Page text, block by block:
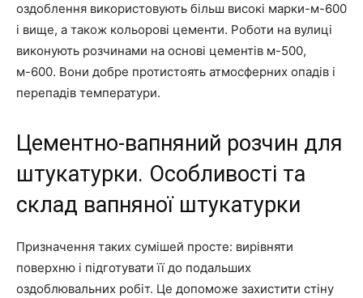
оздоблення використовують більш високі марки-м-600
і вище, а також кольорові цементи. Роботи на вулиці
виконують розчинами на основі цементів м-500,
м-600. Вони добре протистоять атмосферних опадів і
перепадів температури.
Цементно-вапняний розчин для
штукатурки. Особливості та
склад вапняної штукатурки
Призначення таких сумішей просте: вирівняти
поверхню і підготувати її до подальших
оздоблювальних робіт. Це допоможе захистити стіну